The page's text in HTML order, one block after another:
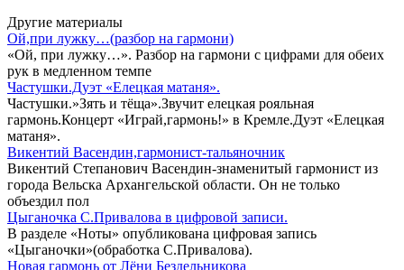
Другие материалы
Ой,при лужку…(разбор на гармони)
«Ой, при лужку…». Разбор на гармони с цифрами для обеих
рук в медленном темпе
Частушки.Дуэт «Елецкая матаня».
Частушки.»Зять и тёща».Звучит елецкая рояльная
гармонь.Концерт «Играй,гармонь!» в Кремле.Дуэт «Елецкая
матаня».
Викентий Васендин,гармонист-тальяночник
Викентий Степанович Васендин-знаменитый гармонист из
города Вельска Архангельской области. Он не только
объездил пол
Цыганочка С.Привалова в цифровой записи.
В разделе «Ноты» опубликована цифровая запись
«Цыганочки»(обработка С.Привалова).
Новая гармонь от Лёни Бездельникова